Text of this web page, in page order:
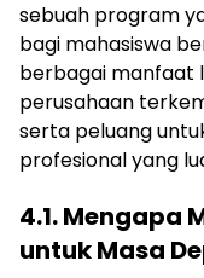
sebuah program
bagi mahasiswa
berbagai manfaat
perusahaan
serta peluang
profesional yang
4.1. Mengapa
untuk Masa